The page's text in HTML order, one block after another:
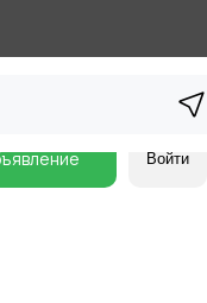
Войти